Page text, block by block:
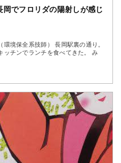
岡でフロリダの陽射しが感じ
境保全系技師） 長岡駅裏の通り。
ッチンでランチを食べてきた。 み